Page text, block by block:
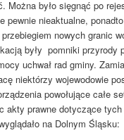
Można było sięgnąć po
pewnie nieaktualne,
nowych granic
były pomniki przyrody
uchwał rad gminy.
niektórzy wojewodowie
powołujące całe
akty prawne dotyczące
na Dolnym Śląsku: